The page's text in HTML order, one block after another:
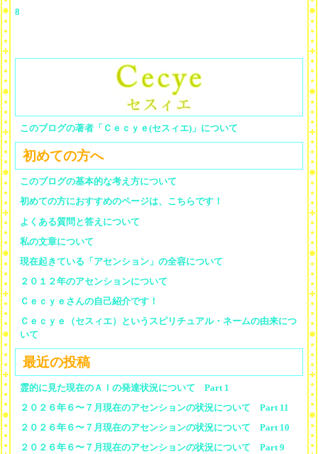
8
このブログの著者「Ｃｅｃｙｅ(セスィエ)」について
初めての方へ
このブログの基本的な考え方について
初めての方におすすめのページは、こちらです！
よくある質問と答えについて
私の文章について
現在起きている「アセンション」の全容について
２０１２年のアセンションについて
Ｃｅｃｙｅさんの自己紹介です！
Ｃｅｃｙｅ（セスィエ）というスピリチュアル・ネームの由来につ
いて
最近の投稿
霊的に見た現在のＡＩの発達状況について Part 1
２０２６年６〜７月現在のアセンションの状況について Part 11
２０２６年６〜７月現在のアセンションの状況について Part 10
２０２６年６〜７月現在のアセンションの状況について Part 9